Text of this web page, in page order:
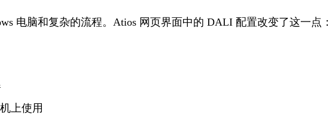
电脑和复杂的流程。Atios 网页界面中的 DALI 配置改变了这一点：
上使用